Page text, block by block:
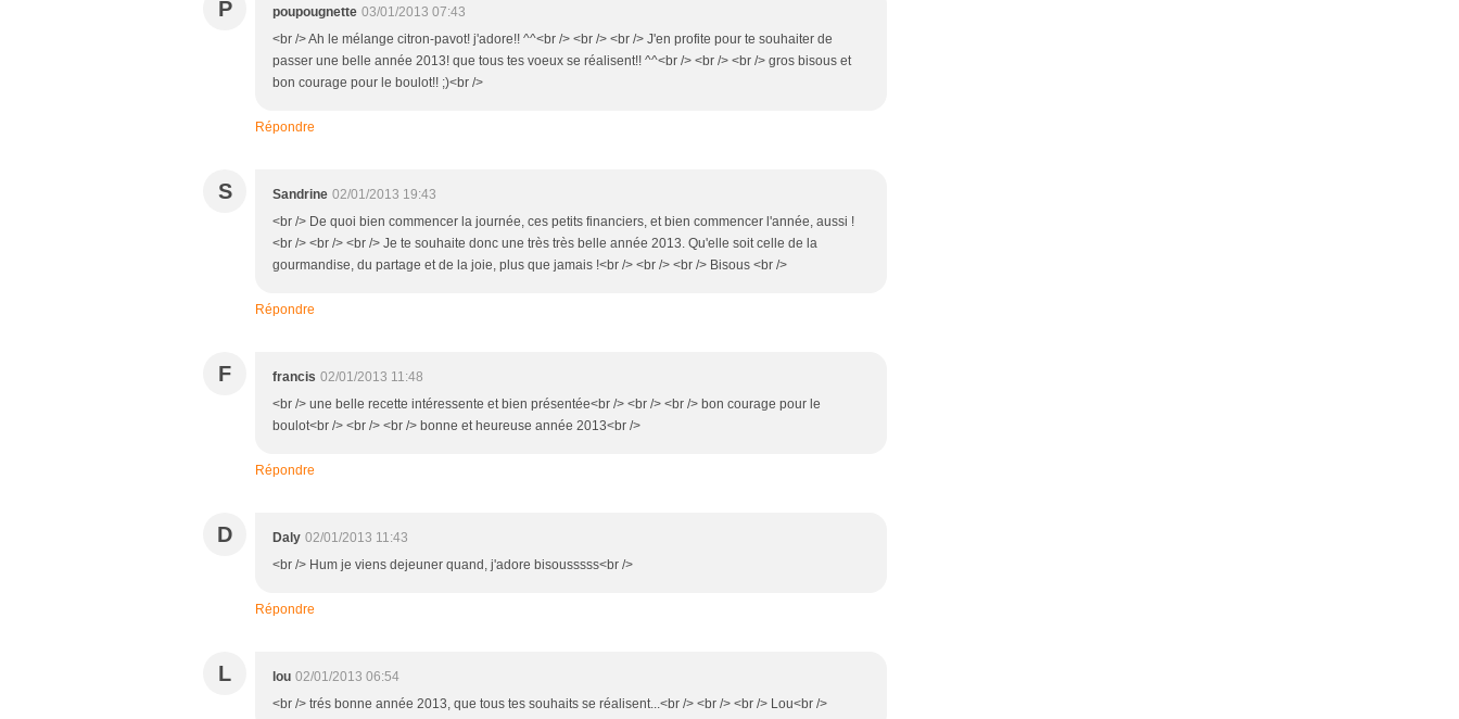
P poupougnette 03/01/2013 07:43
<br /> Ah le mélange citron-pavot! j'adore!! ^^<br /> <br /> <br /> J'en profite pour te souhaiter de
passer une belle année 2013! que tous tes voeux se réalisent!! ^^<br /> <br /> <br /> gros bisous et
bon courage pour le boulot!! ;)<br />
Répondre
S Sandrine 02/01/2013 19:43
<br /> De quoi bien commencer la journée, ces petits financiers, et bien commencer l'année, aussi !
<br /> <br /> <br /> Je te souhaite donc une très très belle année 2013. Qu'elle soit celle de la
gourmandise, du partage et de la joie, plus que jamais !<br /> <br /> <br /> Bisous <br />
Répondre
F francis 02/01/2013 11:48
<br /> une belle recette intéressente et bien présentée<br /> <br /> <br /> bon courage pour le
boulot<br /> <br /> <br /> bonne et heureuse année 2013<br />
Répondre
D Daly 02/01/2013 11:43
<br /> Hum je viens dejeuner quand, j'adore bisousssss<br />
Répondre
L lou 02/01/2013 06:54
<br /> trés bonne année 2013, que tous tes souhaits se réalisent...<br /> <br /> <br /> Lou<br />